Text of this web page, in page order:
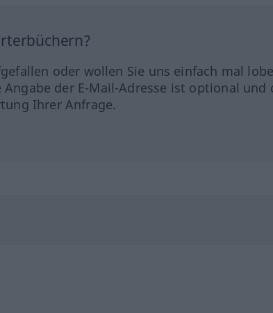
oder wollen Sie uns einfach mal
der E-Mail-Adresse ist optional und
Ihrer Anfrage.